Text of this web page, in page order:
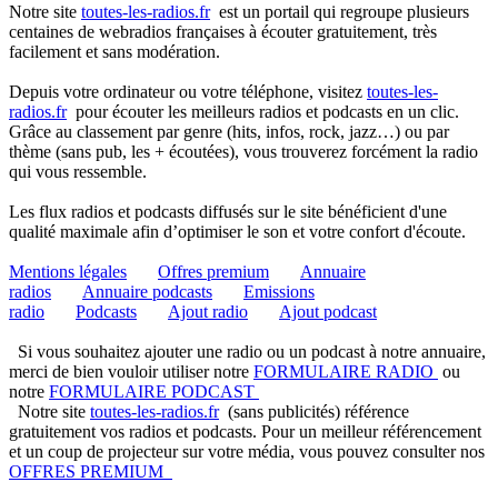
Notre site toutes-les-radios.frest un portail qui regroupe plusieurs
centaines de webradios françaises à écouter gratuitement, très
facilement et sans modération.
Depuis votre ordinateur ou votre téléphone, visitez toutes-les-
radios.frpour écouter les meilleurs radios et podcasts en un clic.
Grâce au classement par genre (hits, infos, rock, jazz…) ou par
thème (sans pub, les + écoutées), vous trouverez forcément la radio
qui vous ressemble.
Les flux radios et podcasts diffusés sur le site bénéficient d'une
qualité maximale afin d’optimiser le son et votre confort d'écoute.
Mentions légales Offres premium
Annuaire
radios
Annuaire podcasts
Emissions
radio
Podcasts Ajout radio Ajout podcast
Si vous souhaitez ajouter une radio ou un podcast à notre annuaire,
merci de bien vouloir utiliser notre FORMULAIRE RADIO ou
notre FORMULAIRE PODCAST
Notre site toutes-les-radios.fr(sans publicités) référence
gratuitement vos radios et podcasts. Pour un meilleur référencement
et un coup de projecteur sur votre média, vous pouvez consulter nos
OFFRES PREMIUM